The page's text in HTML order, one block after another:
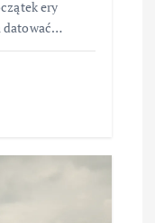
ery
datować…